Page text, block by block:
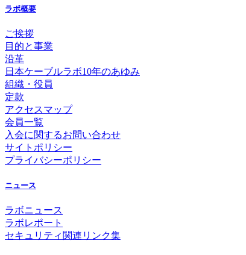
ラボ概要
ご挨拶
目的と事業
沿革
日本ケーブルラボ10年のあゆみ
組織・役員
定款
アクセスマップ
会員一覧
入会に関するお問い合わせ
サイトポリシー
プライバシーポリシー
ニュース
ラボニュース
ラボレポート
セキュリティ関連リンク集